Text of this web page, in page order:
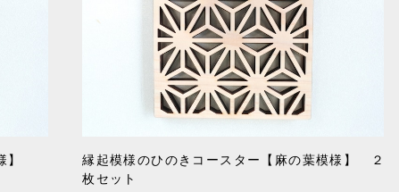
縁起模様のひのきコースター【麻の葉模様】 ２
枚セット